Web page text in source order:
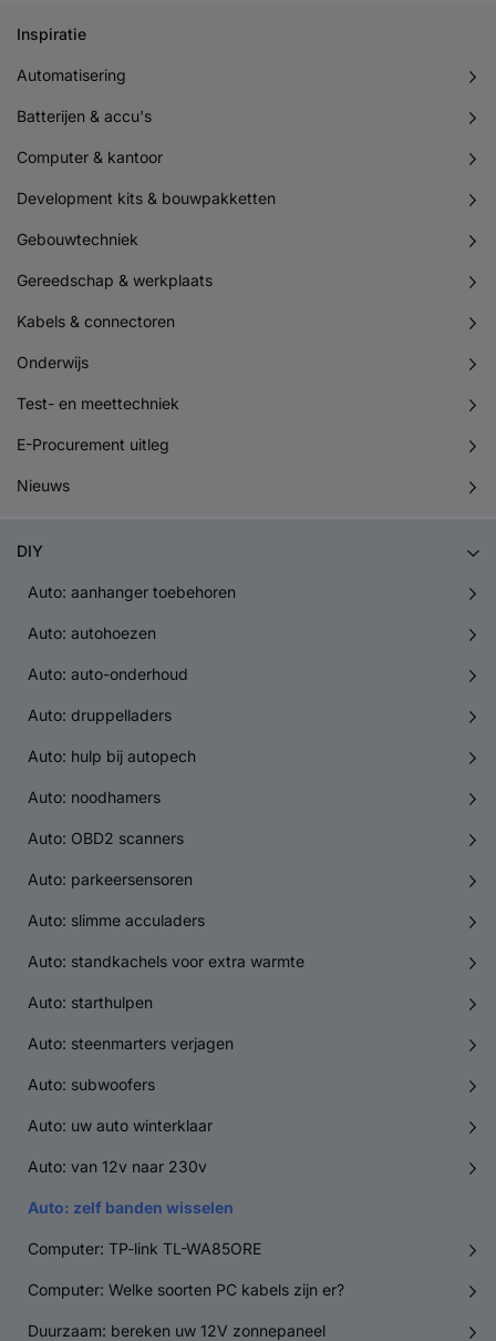
Inspiratie
Automatisering
Batterijen & accu's
Computer & kantoor
Development kits & bouwpakketten
Gebouwtechniek
Gereedschap & werkplaats
Kabels & connectoren
Onderwijs
Test- en meettechniek
E-Procurement uitleg
Nieuws
DIY
Auto: aanhanger toebehoren
Auto: autohoezen
Auto: auto-onderhoud
Auto: druppelladers
Auto: hulp bij autopech
Auto: noodhamers
Auto: OBD2 scanners
Auto: parkeersensoren
Auto: slimme acculaders
Auto: standkachels voor extra warmte
Auto: starthulpen
Auto: steenmarters verjagen
Auto: subwoofers
Auto: uw auto winterklaar
Auto: van 12v naar 230v
Auto: zelf banden wisselen
Computer: TP-link TL-WA85ORE
Computer: Welke soorten PC kabels zijn er?
Duurzaam: bereken uw 12V zonnepaneel